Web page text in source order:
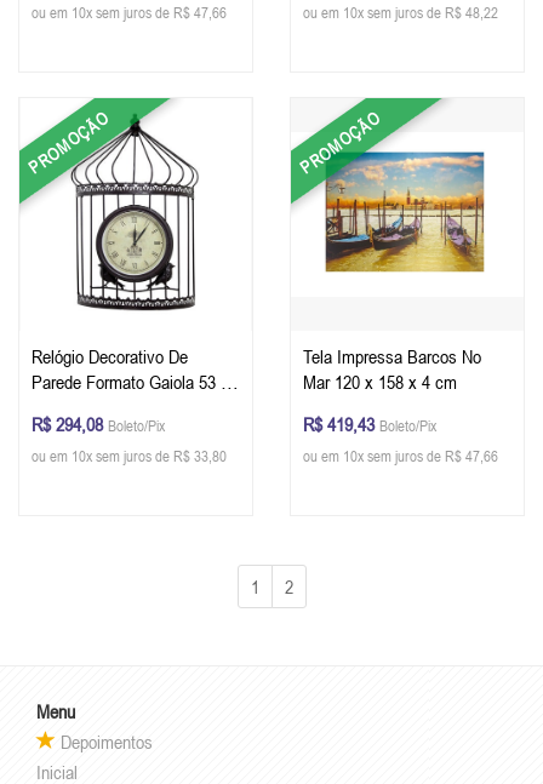
ou em 10x sem juros de R$ 47,66
ou em 10x sem juros de R$ 48,22
PROMOÇÃO
Relógio Decorativo De
Parede Formato Gaiola 53 x
R$ 294,08 Boleto/Pix
ou em 10x sem juros de R$ 33,80
PROMOÇÃO
Tela Impressa Barcos No
Mar 120 x 158 x 4 cm
R$ 419,43 Boleto/Pix
ou em 10x sem juros de R$ 47,66
1 2
Menu
Depoimentos
Inicial